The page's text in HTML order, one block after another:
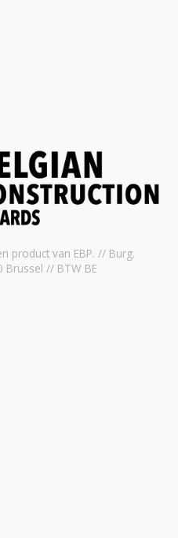
product van EBP. // Burg.
Brussel // BTW BE